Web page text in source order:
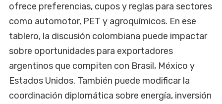
ofrece preferencias, cupos y reglas para sectores
como automotor, PET y agroquímicos. En ese
tablero, la discusión colombiana puede impactar
sobre oportunidades para exportadores
argentinos que compiten con Brasil, México y
Estados Unidos. También puede modificar la
coordinación diplomática sobre energía, inversión